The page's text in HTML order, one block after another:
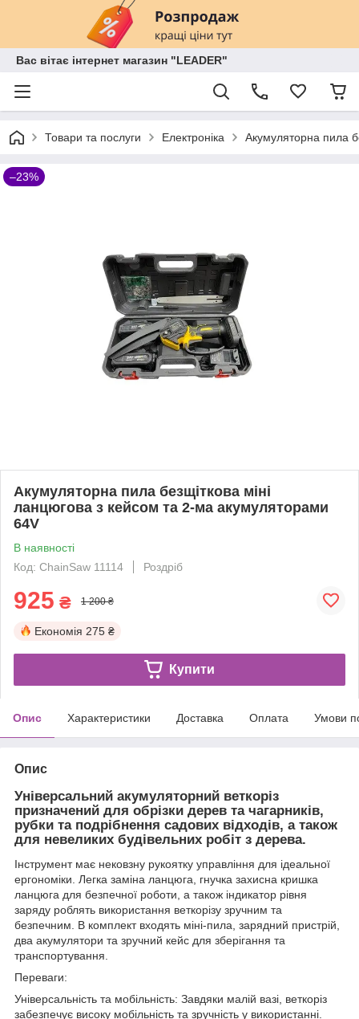
Вас вітає інтернет магазин "LEADER"
Товари та послуги Електроніка Акумуляторна пила
–23%
Акумуляторна пила безщіткова міні
ланцюгова з кейсом та 2-ма акумуляторами
64V
В наявності
Код: ChainSaw 11114
Роздріб
925 ₴ 1 200 ₴
Економія 275 ₴
Купити
Опис Характеристики Доставка Оплата Умови
Опис
Універсальний акумуляторний веткоріз
призначений для обрізки дерев та чагарників,
рубки та подрібнення садових відходів, а також
для невеликих будівельних робіт з дерева.
Інструмент має нековзну рукоятку управління для ідеальної
ергономіки. Легка заміна ланцюга, гнучка захисна кришка
ланцюга для безпечної роботи, а також індикатор рівня
заряду роблять використання веткорізу зручним та
безпечним. В комплект входять міні-пила, зарядний пристрій,
два акумулятори та зручний кейс для зберігання та
транспортування.
Переваги:
Універсальність та мобільність: Завдяки малій вазі, веткоріз
забезпечує високу мобільність та зручність у використанні.